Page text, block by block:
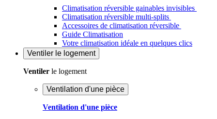
Climatisation réversible gainables invisibles
Climatisation réversible multi-splits
Accessoires de climatisation réversible
Guide Climatisation
Votre climatisation idéale en quelques clics
Ventiler le logement
Ventiler le logement
Ventilation d'une pièce
Ventilation d'une pièce